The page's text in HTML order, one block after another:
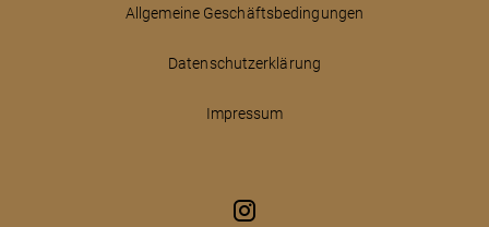
Allgemeine Geschäftsbedingungen
Datenschutzerklärung
Impressum